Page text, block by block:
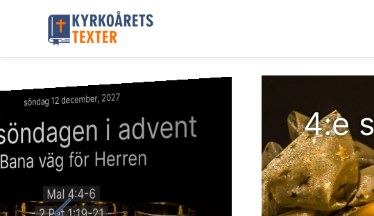
söndag 12 december, 2027
i advent
Bana väg för Herren
Mal 4:4-6
4:e